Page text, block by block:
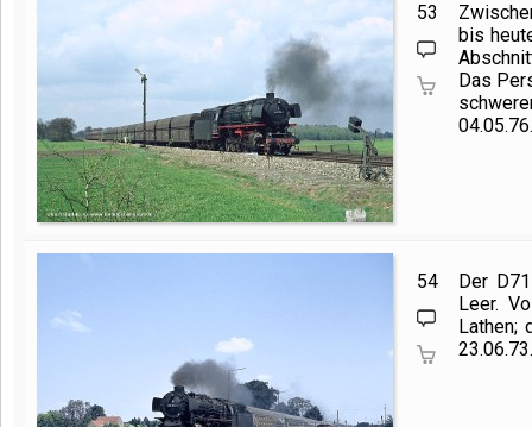
53
bis
Das
04.05.76.
54
Der
Leer.
Lathen;
23.06.73.